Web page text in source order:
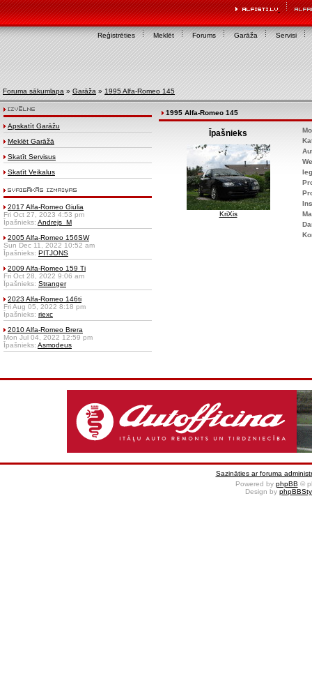
Reģistrēties Meklēt Forums Garāža Servisi
Foruma sākumlapa » Garāža » 1995 Alfa-Romeo 145
Apskatīt Garāžu
Meklēt Garāžā
Skatīt Servisus
Skatīt Veikalus
2017 Alfa-Romeo Giulia
Fri Oct 27, 2023 4:53 pm
Īpašnieks: Andrejs_M
2005 Alfa-Romeo 156SW
Sun Dec 11, 2022 10:52 am
Īpašnieks: PITJONS
2009 Alfa-Romeo 159 Ti
Fri Oct 28, 2022 9:06 am
Īpašnieks: Stranger
2023 Alfa-Romeo 146ti
Fri Aug 05, 2022 8:18 pm
Īpašnieks: riexc
2010 Alfa-Romeo Brera
Mon Jul 04, 2022 12:59 pm
Īpašnieks: Asmodeus
1995 Alfa-Romeo 145
Īpašnieks
KriXis
Sazināties ar foruma
Powered by phpBB ©
Design by